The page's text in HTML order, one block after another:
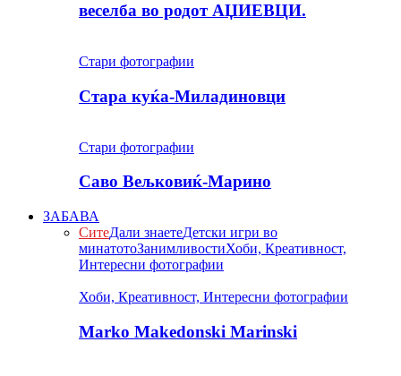
веселба во родот АЏИЕВЦИ.
Стари фотографии
Стара куќа-Миладиновци
Стари фотографии
Саво Вељковиќ-Марино
ЗАБАВА
СитеДали знаетеДетски игри во
минатотоЗанимливостиХоби, Креативност,
Интересни фотографии
Хоби, Креативност, Интересни фотографии
Marko Makedonski Marinski